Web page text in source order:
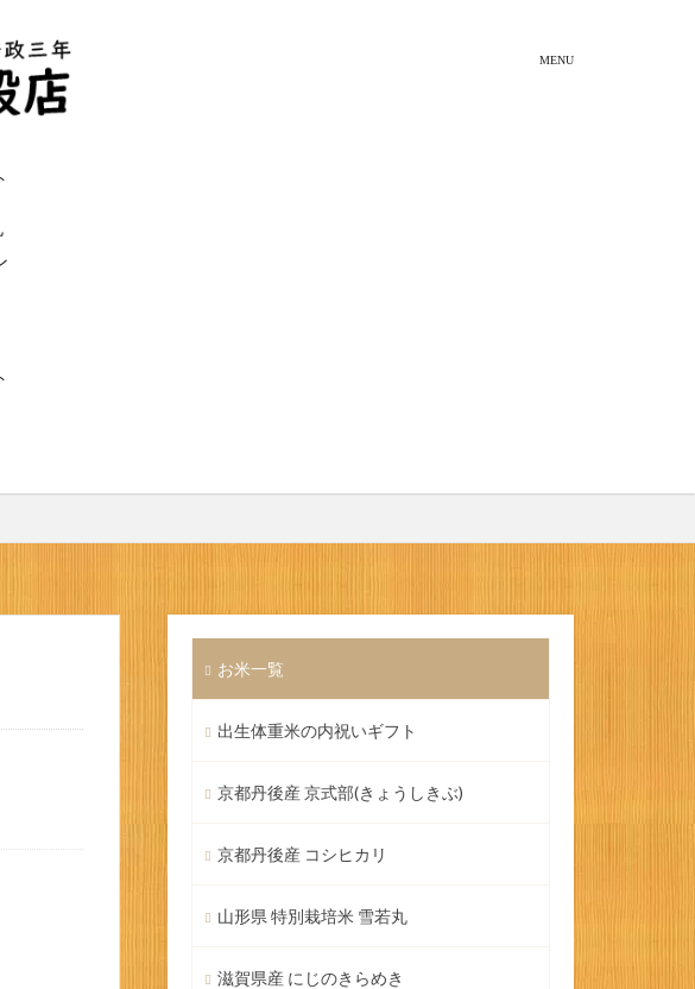
お米一覧
出生体重米の内祝いギフト
京都丹後産 京式部(きょうしきぶ)
京都丹後産 コシヒカリ
山形県 特別栽培米 雪若丸
滋賀県産 にじのきらめき